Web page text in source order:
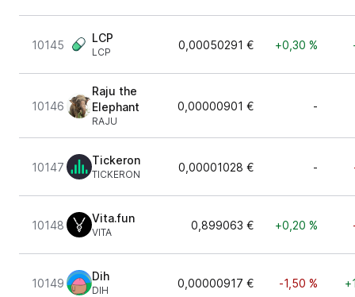
10145
LCP
LCP
0,00050291 € +0,30 %
10146
Raju the
Elephant
RAJU
0,00000901 € -
10147
Tickeron
TICKERON
0,00001028 € -
10148
Vita.fun
VITA
0,899063 € +0,20 %
10149
Dih
DIH
0,00000917 € -1,50 %